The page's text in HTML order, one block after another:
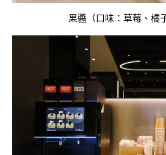
果醬（口味：草莓、橘